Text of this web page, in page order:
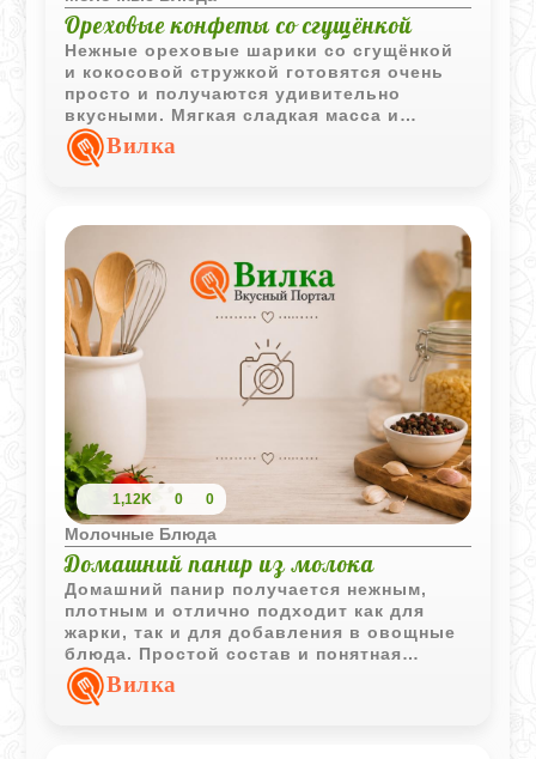
Ореховые конфеты со сгущёнкой
Нежные ореховые шарики со сгущёнкой
и кокосовой стружкой готовятся очень
просто и получаются удивительно
вкусными. Мягкая сладкая масса и
аромат орехов делают десерт особенно
уютным и домашним.
Вилка
1,12K 0 0
Молочные Блюда
Домашний панир из молока
Домашний панир получается нежным,
плотным и отлично подходит как для
жарки, так и для добавления в овощные
блюда. Простой состав и понятная
технология делают этот сыр удачным
вариантом для домашнего
Вилка